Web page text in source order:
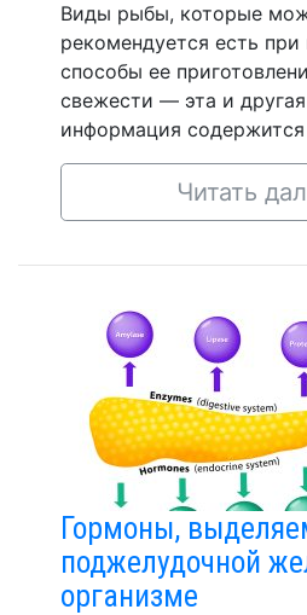
Виды рыбы, которые
рекомендуется есть при
способы ее
свежести — эта и другая
информация
Читать
Гормоны,
поджелудочной
организме